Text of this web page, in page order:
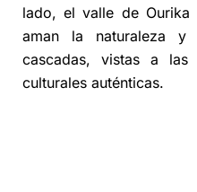
lado, el valle de Ourika
aman la naturaleza y
cascadas, vistas a las
culturales auténticas.